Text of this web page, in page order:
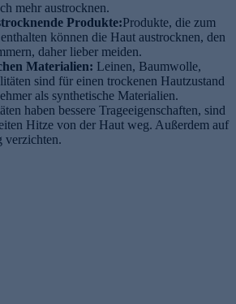
mehr austrocknen.
Produkte:Produkte, die zum
können die Haut austrocknen, den
daher lieber meiden.
Materialien: Leinen, Baumwolle,
sind für einen trockenen Hautzustand
als synthetische Materialien.
haben bessere Trageeigenschaften, sind
Hitze von der Haut weg. Außerdem auf
verzichten.